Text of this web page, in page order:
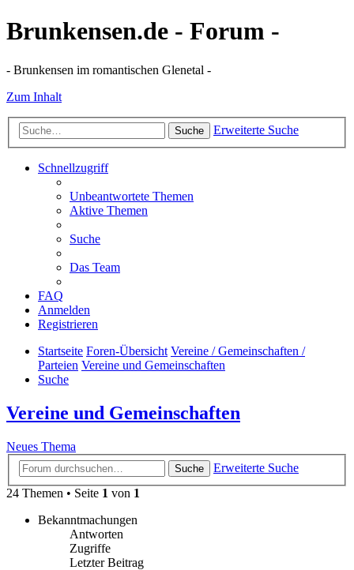
Brunkensen.de - Forum -
- Brunkensen im romantischen Glenetal -
Zum Inhalt
Suche Erweiterte Suche
Schnellzugriff
Unbeantwortete Themen
Aktive Themen
Suche
Das Team
FAQ
Anmelden
Registrieren
Startseite Foren-Übersicht Vereine / Gemeinschaften /
Parteien Vereine und Gemeinschaften
Suche
Vereine und Gemeinschaften
Neues Thema
Suche
Erweiterte Suche
24 Themen • Seite 1 von 1
Bekanntmachungen
Antworten
Zugriffe
Letzter Beitrag